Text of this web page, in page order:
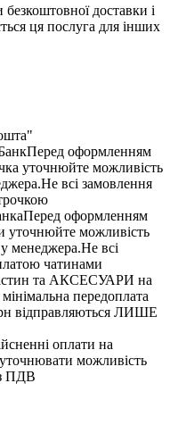
доставки і
ця послуга для інших
оформленням
уточнюйте можливість
всі замовлення
оформленням
уточнюйте можливість
менеджера.Не всі
чатинами
та АКСЕСУАРИ на
передоплата
відправляються ЛИШЕ
оплати на
можливість
ПДВ